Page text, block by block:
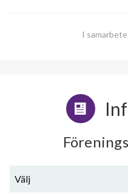
I
Välj